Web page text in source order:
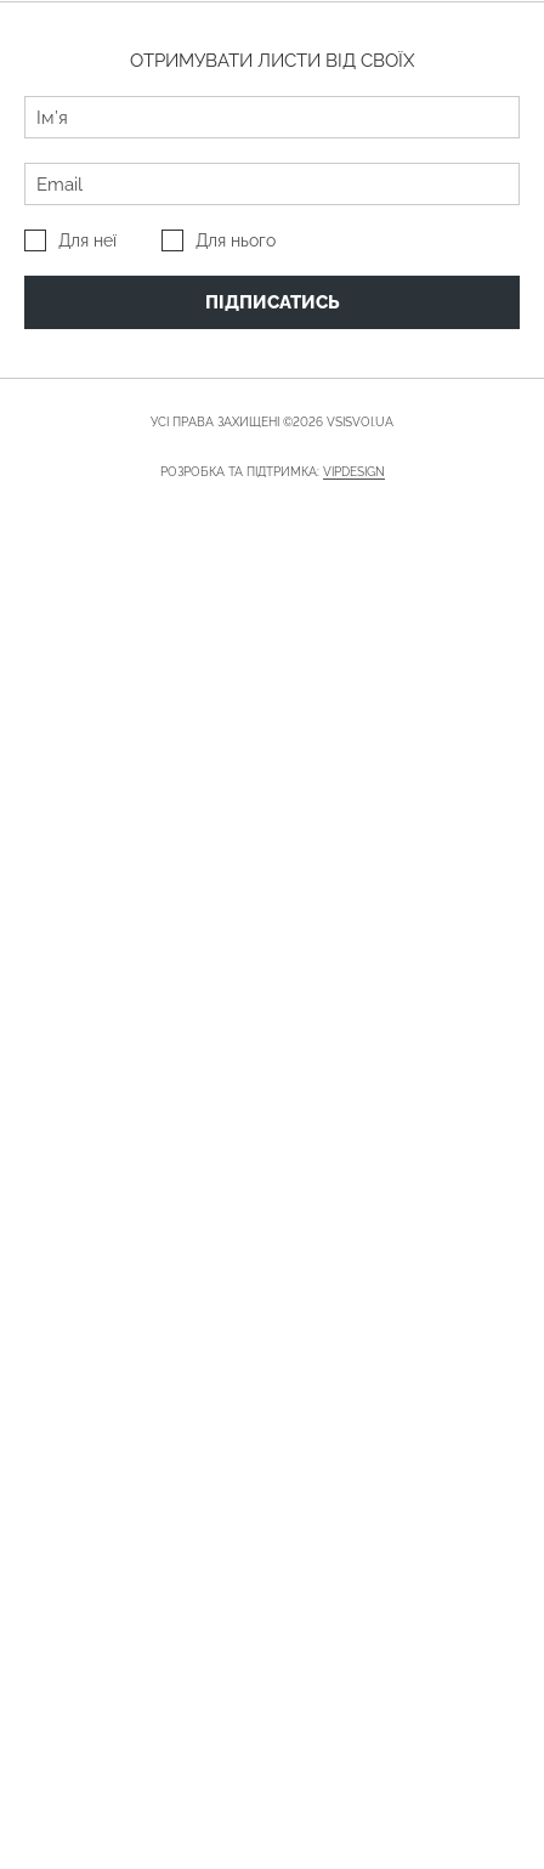
ОТРИМУВАТИ ЛИСТИ ВІД СВОЇХ
Для неї Для нього
ПІДПИСАТИСЬ
УСІ ПРАВА ЗАХИЩЕНІ ©2026 VSISVOI.UA
РОЗРОБКА ТА ПІДТРИМКА: VIPDESIGN